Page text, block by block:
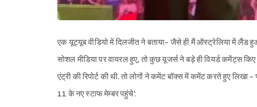
एक यूट्यूब वीडियो में दिलजीत ने बताया- जैसे ही मैं ऑस्ट्रेलिया में लैंड
सोशल मीडिया पर वायरल हुए, तो कुछ यूजर्स ने बड़े ही वियर्ड कमेंट्स
एंट्री की रिपोर्ट की थी. तो लोगों ने कमेंट बॉक्स में कमेंट करते हुए
11 के नए स्टाफ मेम्बर पहुंचे'.